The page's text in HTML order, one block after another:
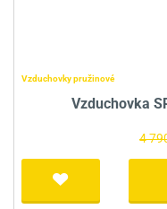
Vzduchovky pružinové
Vzduchovka
4